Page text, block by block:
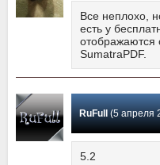
Все неплохо,
есть у
отображаются
SumatraPDF.
RuFull(5 апреля
5.2